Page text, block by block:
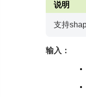
说明
支持
输入：